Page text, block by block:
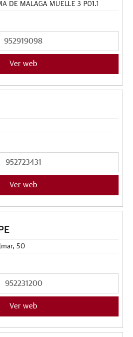
DE MALAGA MUELLE 3 P01.1
952919098
Ver web
952723431
Ver web
50
952231200
Ver web